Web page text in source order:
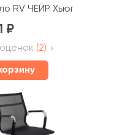
RV ЧЕЙР Хьюго / Hugo
оценок (2)